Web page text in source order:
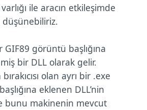
varlığı ile aracın etkileşimde
görüntü başlığına
bir DLL olarak gelir.
olan ayrı bir .exe
eklenen DLL’nin
bunu makinenin mevcut